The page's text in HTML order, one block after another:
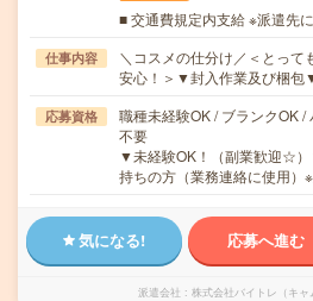
■ 交通費規定内支給 ※派遣先
仕事内容
＼コスメの仕分け／＜とって
安心！＞▼封入作業及び梱
応募資格
職種未経験OK / ブランクOK
不要
▼未経験OK！（副業歓迎☆
持ちの方（業務連絡に使用
気になる! 応募へ進む
派遣会社 株式会社バイトレ（キャ